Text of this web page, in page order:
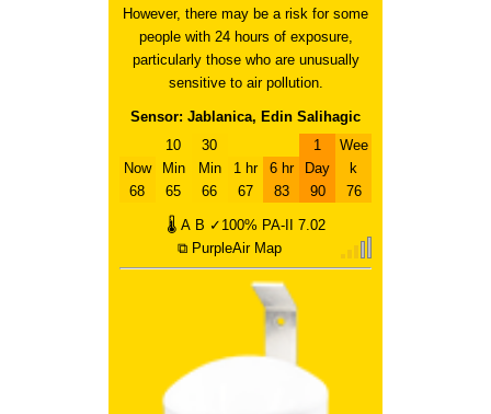
However, there may be a risk for some
people with 24 hours of exposure,
particularly those who are unusually
sensitive to air pollution.
Sensor: Jablanica, Edin Salihagic
Now
68
10
Min
65
30
Min
66
1 hr
67
6 hr
83
1
Day
90
Wee
k
76
🌡 A B ✓100% PA-II
7.02
⧉ PurpleAir Map